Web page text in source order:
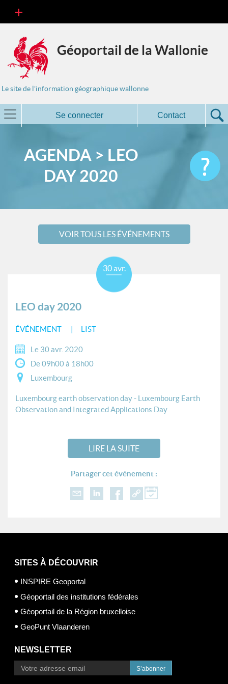
Géoportail de la Wallonie
Le site de l'information géographique wallonne
Se connecter Contact
AGENDA > LEO
DAY 2020
VOIR TOUS LES ÉVÉNEMENTS
LEO day 2020
ÉVÉNEMENT LIST
30 avr.
Le 30 avr. 2020
De 09h00 à 18h00
Luxembourg
Luxembourg earth observation day - Luxembourg Earth
Observation and Integrated Applications Day
LIRE LA SUITE
Partager cet événement :
SITES À DÉCOUVRIR
INSPIRE Geoportal
Géoportail des institutions fédérales
Géoportail de la Région bruxelloise
GeoPunt Vlaanderen
NEWSLETTER
S’abonner